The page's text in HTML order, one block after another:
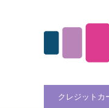
クレジットカ